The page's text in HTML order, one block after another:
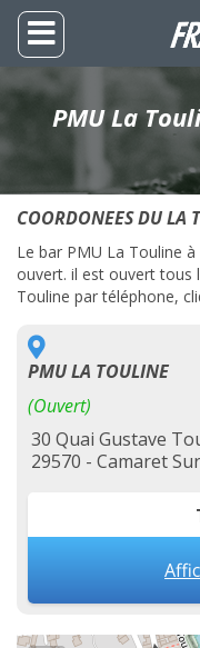
PMU La
COORDONEES DU LA
Le bar PMU La Touline
ouvert. il est ouvert tous
Touline par téléphone,
PMU LA TOULINE
(Ouvert)
30 Quai Gustave
29570 - Camaret